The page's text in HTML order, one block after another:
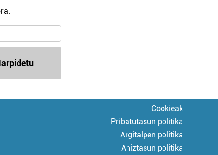
Cookieak
Pribatutasun politika
Argitalpen politika
Aniztasun politika